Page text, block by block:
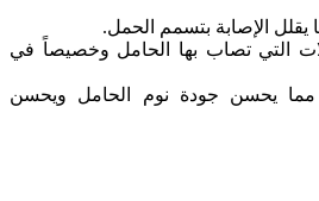
الإصابة بتسمم الحمل.
التي تصاب بها الحامل وخصيصاً في
مما يحسن جودة نوم الحامل ويحسن